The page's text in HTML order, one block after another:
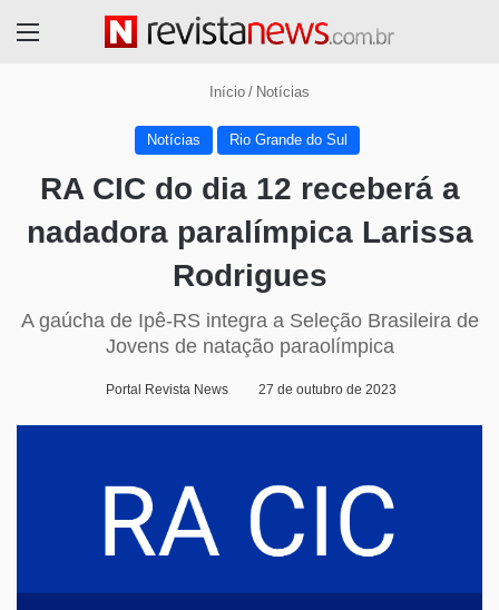
Início / Notícias
Notícias Rio Grande do Sul
RA CIC do dia 12 receberá a
nadadora paralímpica Larissa
Rodrigues
A gaúcha de Ipê-RS integra a Seleção Brasileira de
Jovens de natação paraolímpica
Portal Revista News 27 de outubro de 2023